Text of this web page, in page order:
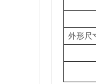
外形尺